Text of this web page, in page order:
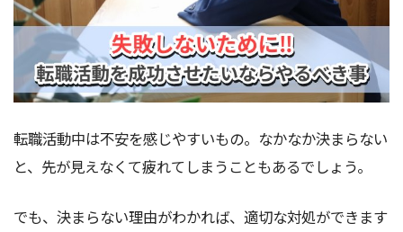
転職活動中は不安を感じやすいもの。なかなか決まらない
と、先が見えなくて疲れてしまうこともあるでしょう。
でも、決まらない理由がわかれば、適切な対処ができます